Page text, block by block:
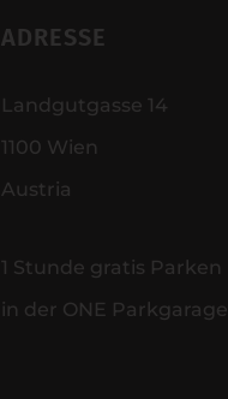
ADRESSE
Landgutgasse 14
1100 Wien
Austria
1 Stunde gratis Parken
in der ONE Parkgarage